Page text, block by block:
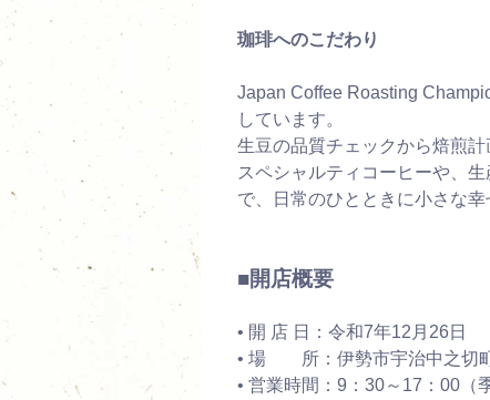
珈琲へのこだわり
Japan Coffee Roasting
しています。
生豆の品質チェックから焙煎
スペシャルティコーヒーや、
で、日常のひとときに小さな
■開店概要
• 開 店 日：令和7年12月26日
• 場 所：伊勢市宇治中之切町
• 営業時間：9：30～17：00（